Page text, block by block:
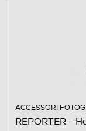
ACCESSORI
REPORTER -